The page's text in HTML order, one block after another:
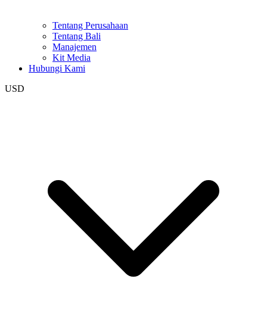
Tentang Perusahaan
Tentang Bali
Manajemen
Kit Media
Hubungi Kami
USD